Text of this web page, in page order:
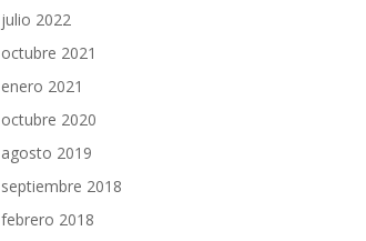
julio 2022
octubre 2021
enero 2021
octubre 2020
agosto 2019
septiembre 2018
febrero 2018